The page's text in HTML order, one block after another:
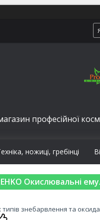
професійної
ножиці, гребінці
Окислювальні
типів знебарвлення та